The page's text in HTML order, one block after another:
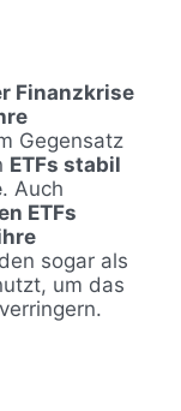
Finanzkrise
Gegensatz
ETFs stabil
. Auch
ETFs
sogar als
um das